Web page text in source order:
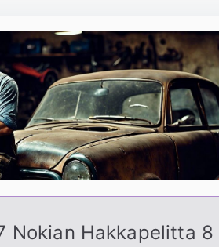
Nokian Hakkapelitta